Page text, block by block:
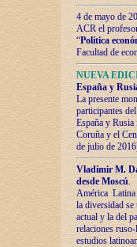
4 de mayo de
ACR el
“Política
Facultad de
NUEVA
España y
La presente
participantes
España y
Coruña y el
de julio de
Vladímir М.
desde Moscú.
América Latina
la diversidad
actual у lа del
relaciones
estudios